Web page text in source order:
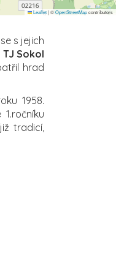
Leaflet|©OpenStreetMapcontributors
s jejich
TJ Sokol
hrad
1958.
tradicí,